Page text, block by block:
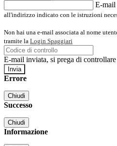
E-mail
all'indirizzo indicato con le istruzioni
Non hai una e-mail associata al nome
tramite la Login Spaggiari
E-mail inviata, si prega di
Errore
Chiudi
Successo
Chiudi
Informazione